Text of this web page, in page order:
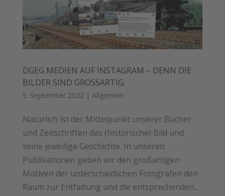
DGEG MEDIEN AUF INSTAGRAM – DENN DIE
BILDER SIND GROSSARTIG.
5. September 2022 | Allgemein
Natürlich ist der Mittelpunkt unserer Bücher
und Zeitschriften das (historische) Bild und
seine jeweilige Geschichte. In unseren
Publikationen geben wir den großartigen
Motiven der unterschiedlichen Fotografen den
Raum zur Entfaltung und die entsprechenden...